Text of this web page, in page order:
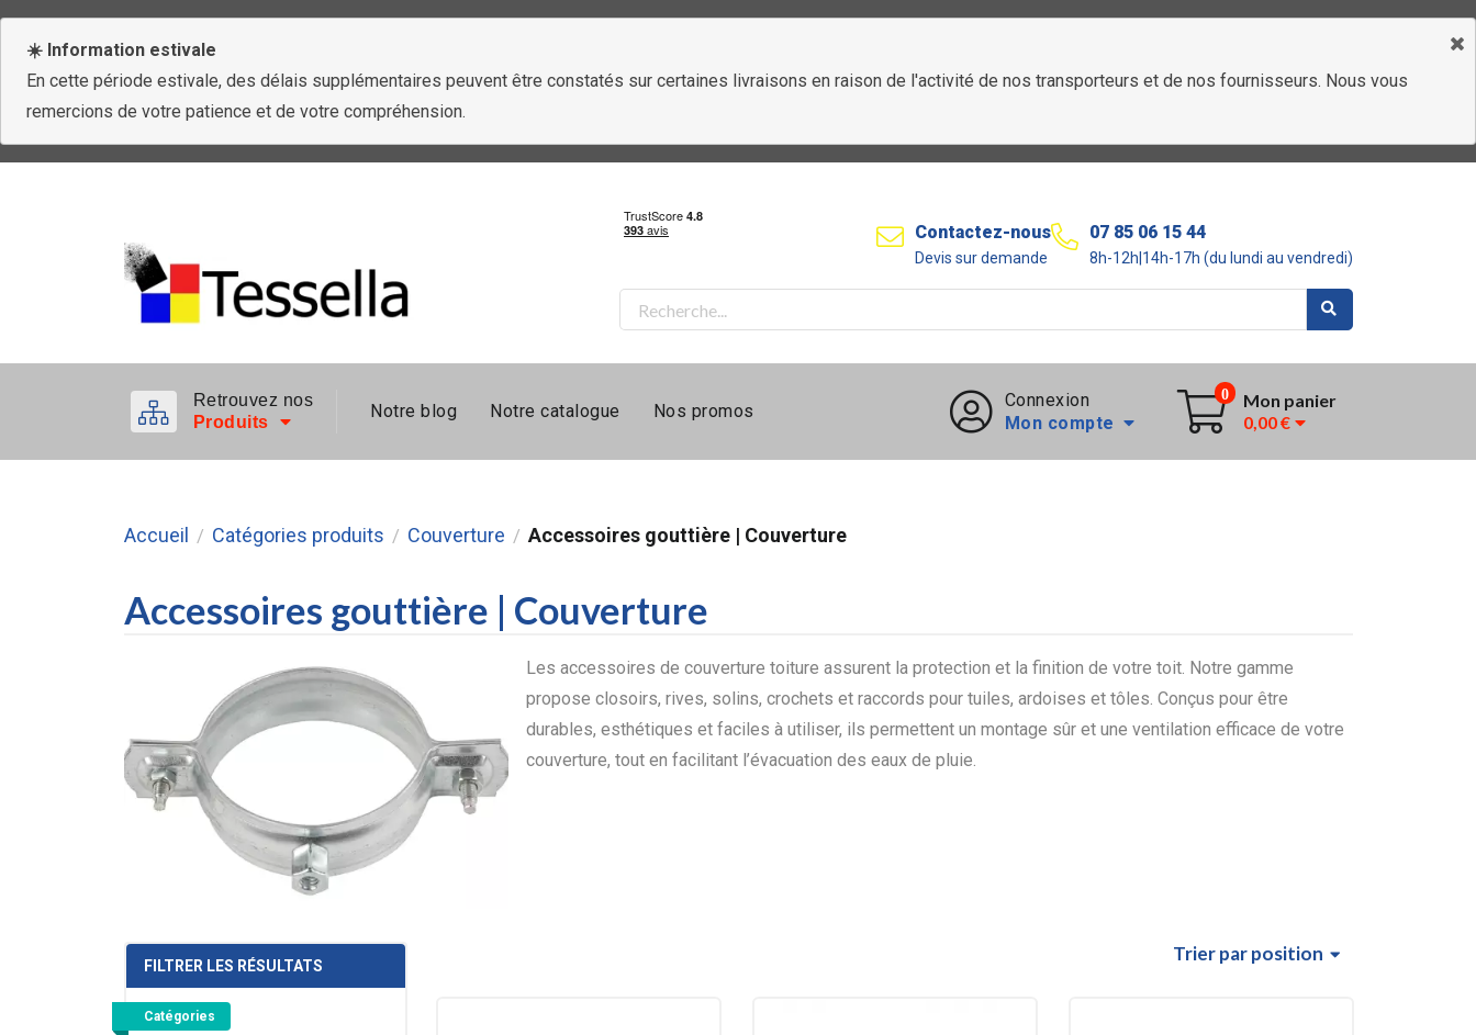
☀️ Information estivale
En cette période estivale, des délais supplémentaires peuvent être constatés sur certaines livraisons en raison de l'activité de nos transporteurs et de nos fournisseurs. Nous vous
remercions de votre patience et de votre compréhension.
Contactez-nous
Devis sur demande
07 85 06 15 44
8h-12h|14h-17h (du lundi au vendredi)
Retrouvez nos
Produits
Notre blog Notre catalogue Nos promos
Connexion
Mon compte
0
Mon panier
0,00 €
Accueil / Catégories produits / Couverture / Accessoires gouttière | Couverture
Accessoires gouttière | Couverture
Les accessoires de couverture toiture assurent la protection et la finition de votre toit. Notre gamme
propose closoirs, rives, solins, crochets et raccords pour tuiles, ardoises et tôles. Conçus pour être
durables, esthétiques et faciles à utiliser, ils permettent un montage sûr et une ventilation efficace de votre
couverture, tout en facilitant l’évacuation des eaux de pluie.
FILTRER LES RÉSULTATS
Catégories
Trierpar position